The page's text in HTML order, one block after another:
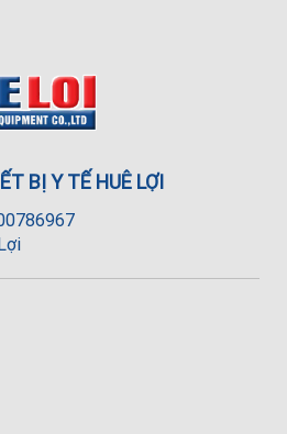
BỊ Y TẾ HUÊ LỢI